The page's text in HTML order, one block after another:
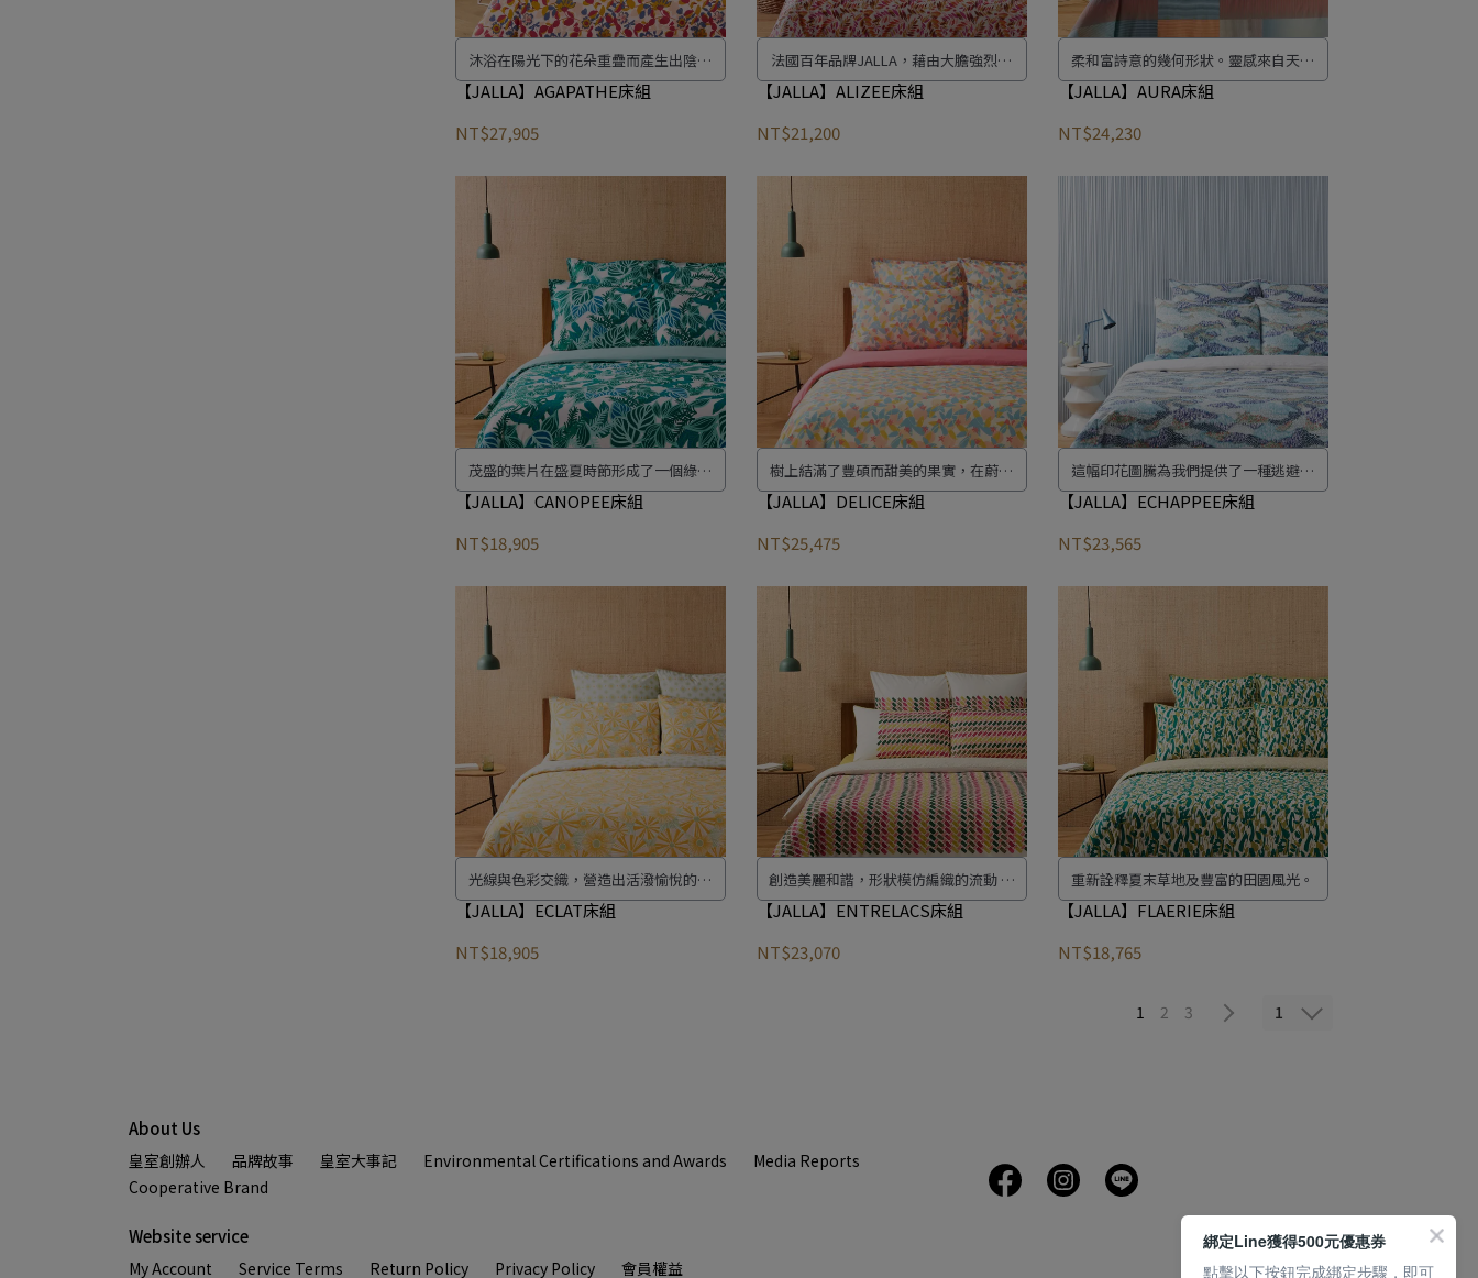
沐浴在陽光下的花朵重疊而產生出陰影
的效果。以明暗對比讓花朵綻放如迷
【JALLA】AGAPATHE床組
NT$27,905
法國百年品牌JALLA，藉由大膽強烈色
彩、新觸感的體驗，以歡樂、親密與創
棉，不含人工添加，適合敏感肌膚。
【JALLA】ALIZEE床組
NT$21,200
柔和富詩意的幾何形狀。靈感來自天空
色彩波動的啟發，設計的床組具有振動
調喚起黎明的光芒。
【JALLA】AURA床組
NT$24,230
茂盛的葉片在盛夏時節形成了一個綠色
的保護性屋頂。
【JALLA】CANOPEE床組
NT$18,905
樹上結滿了豐碩而甜美的果實，在蔚藍
的天空下，為您提供一個享用美食的休
【JALLA】DELICE床組
NT$25,475
這幅印花圖騰為我們提供了一種逃避的
可能性，一種冥想時間透過北歐國家保
彩交相輝映，充滿詩情畫意女性舞蹈。
氣氛舒緩，恢復活力，邀請我們去夢想
【JALLA】ECHAPPEE床組
NT$23,565
光線與色彩交織，營造出活潑愉悅的氛
圍。
【JALLA】ECLAT床組
NT$18,905
創造美麗和諧，形狀模仿編織的流動 纖
維。
【JALLA】ENTRELACS床組
NT$23,070
重新詮釋夏末草地及豐富的田園風光。
【JALLA】FLAERIE床組
NT$18,765
1 2 3 1
About Us
皇室創辦人 品牌故事 皇室大事記 Environmental Certifications and Awards
Media Reports
Cooperative Brand
Website service
My Account Service Terms Return Policy Privacy Policy 會員權益
綁定Line獲得500元優惠券
點擊以下按鈕完成綁定步驟，即可